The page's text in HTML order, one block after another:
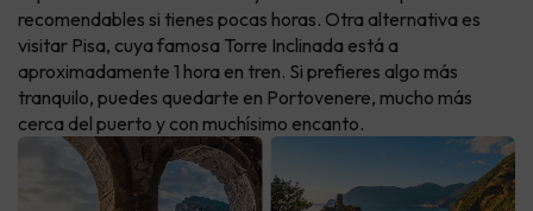
recomendables si tienes pocas horas. Otra alternativa es
visitar Pisa, cuya famosa Torre Inclinada está a
aproximadamente 1 hora en tren. Si prefieres algo más
tranquilo, puedes quedarte en Portovenere, mucho más
cerca del puerto y con muchísimo encanto.